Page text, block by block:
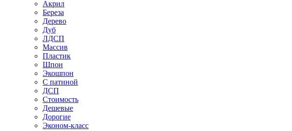
Акрил
Береза
Дерево
Дуб
ЛДСП
Массив
Пластик
Шпон
Экошпон
С патиной
ДСП
Стоимость
Дешевые
Дорогие
Эконом-класс